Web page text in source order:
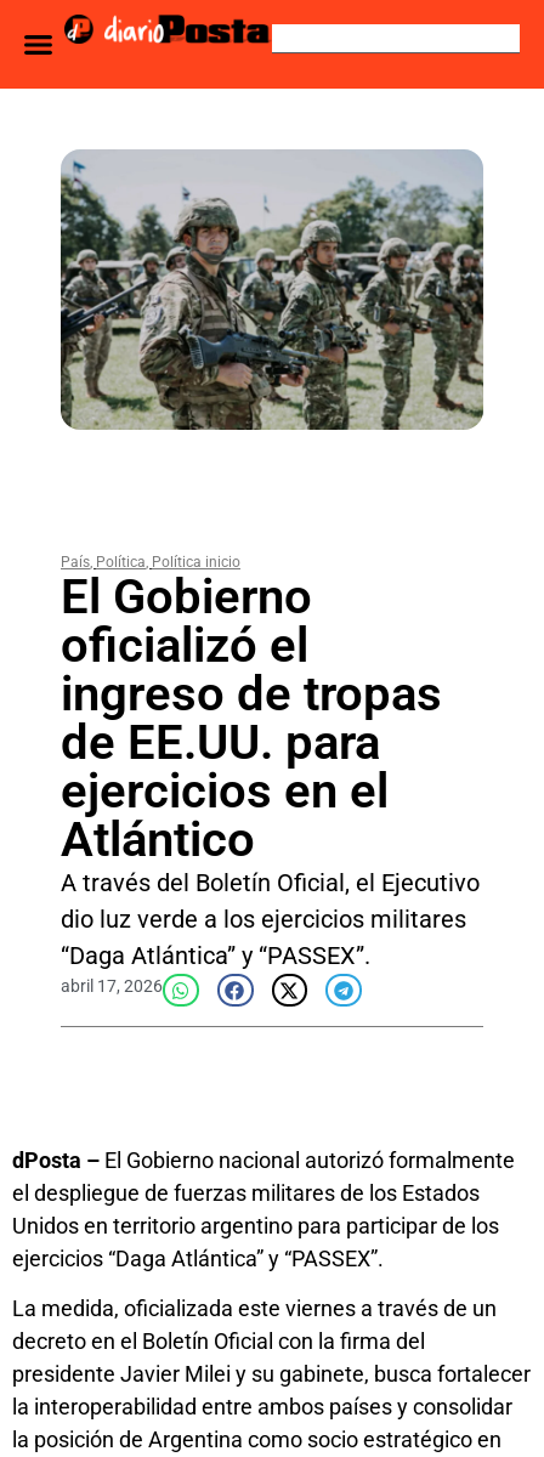
País, Política, Política inicio
El Gobierno
oficializó el
ingreso de tropas
de EE.UU. para
ejercicios en el
Atlántico
A través del Boletín Oficial, el Ejecutivo
dio luz verde a los ejercicios militares
“Daga Atlántica” y “PASSEX”.
abril 17, 2026
dPosta – El Gobierno nacional autorizó formalmente
el despliegue de fuerzas militares de los Estados
Unidos en territorio argentino para participar de los
ejercicios “Daga Atlántica” y “PASSEX”.
La medida, oficializada este viernes a través de un
decreto en el Boletín Oficial con la firma del
presidente Javier Milei y su gabinete, busca fortalecer
la interoperabilidad entre ambos países y consolidar
la posición de Argentina como socio estratégico en